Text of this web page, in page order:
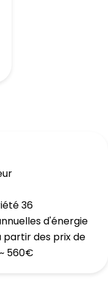
36
d'énergie
partir des prix de
560€